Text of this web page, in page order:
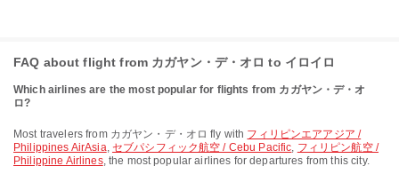
FAQ about flight from カガヤン・デ・オロ to イロイロ
Which airlines are the most popular for flights from カガヤン・デ・オ
ロ?
Most travelers from カガヤン・デ・オロ fly with フィリピンエアアジア /
Philippines AirAsia, セブパシフィック航空 / Cebu Pacific, フィリピン航空 /
Philippine Airlines, the most popular airlines for departures from this city.